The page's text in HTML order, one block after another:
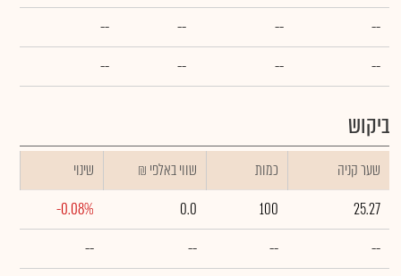
--
--
--
--
--
--
--
--
ביקוש
שער קניה כמות ₪ שווי באלפי
שינוי
25.27
100
0.0
-0.08%
--
--
--
--